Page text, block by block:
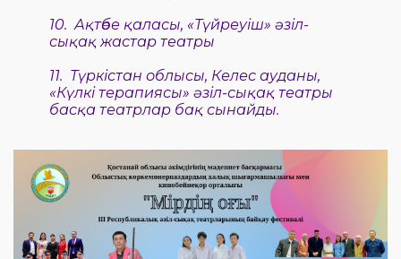
10. Ақтөбе қаласы, «Түйреуіш» әзіл-
сықақ жастар театры
11. Түркістан облысы, Келес ауданы,
«Күлкі терапиясы» әзіл-сықақ театры
басқа театрлар бақ сынайды.